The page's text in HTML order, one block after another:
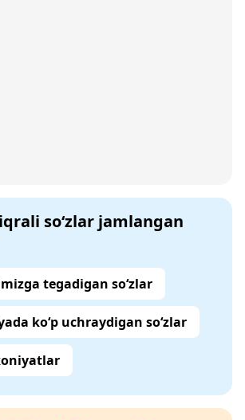
so‘zlar jamlangan
tegadigan so‘zlar
ko‘p uchraydigan so‘zlar